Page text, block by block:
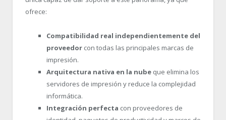
ofrece:
Compatibilidad real independientemente del
proveedor con todas las principales marcas de
impresión.
Arquitectura nativa en la nube que elimina los
servidores de impresión y reduce la complejidad
informática.
Integración perfecta con proveedores de